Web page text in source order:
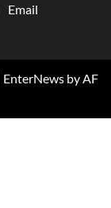
Email
EnterNewsby AF